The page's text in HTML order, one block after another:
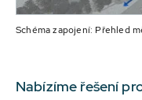
Schéma zapojení: Přehled
Nabízíme řešení